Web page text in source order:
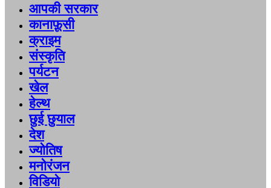
आपकी सरकार
कानाफ़ूसी
क्राइम
संस्कृति
पर्यटन
खेल
हेल्थ
छुई छुयाल
देश
ज्योतिष
मनोरंजन
विडियो